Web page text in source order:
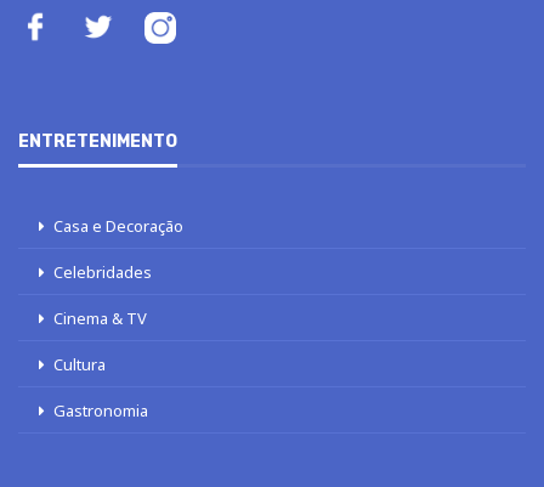
ENTRETENIMENTO
Casa e Decoração
Celebridades
Cinema & TV
Cultura
Gastronomia